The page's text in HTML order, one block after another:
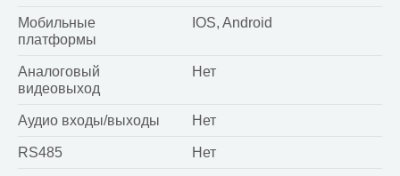
Мобильные
платформы
IOS, Android
Аналоговый
видеовыход
Нет
Аудио входы/выходы Нет
RS485 Нет